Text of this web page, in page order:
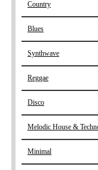
Country
Blues
Synthwave
Reggae
Disco
Melodic House &
Minimal